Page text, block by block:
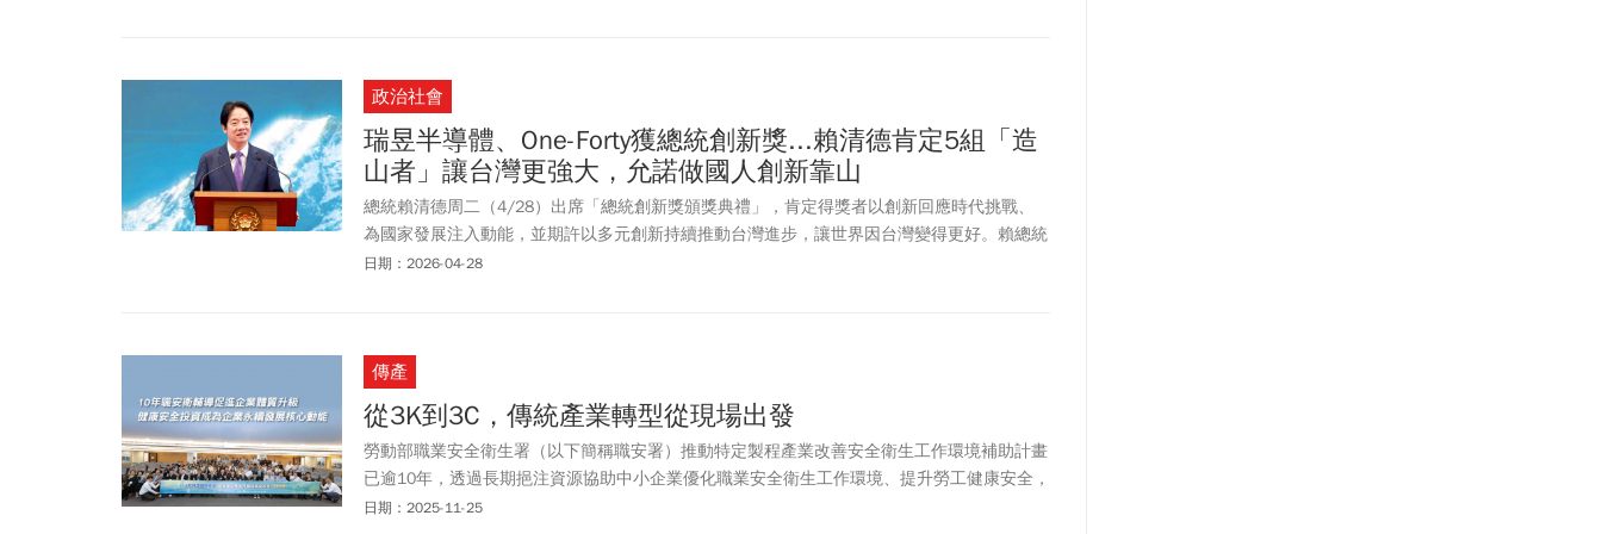
政治社會
瑞昱半導體、One-Forty獲總統創新獎...賴清德肯定5組「造
山者」讓台灣更強大，允諾做國人創新靠山
總統賴清德周二（4/28）出席「總統創新獎頒獎典禮」，肯定得獎者以創新回應時代挑戰、
為國家發展注入動能，並期許以多元創新持續推動台灣進步，讓世界因台灣變得更好。賴總統
也表示，未來政府將持續作國人的靠山，營造更自由開放的創新環境，用多元的創新力，在國
大學醫學院」名譽講座教授王榮德；青年組得獎者為「悠由數據應用股份有限公司」總經理吳
君孝。
日期：2026-04-28
傳產
從3K到3C，傳統產業轉型從現場出發
勞動部職業安全衛生署（以下簡稱職安署）推動特定製程產業改善安全衛生工作環境補助計畫
已逾10年，透過長期挹注資源協助中小企業優化職業安全衛生工作環境、提升勞工健康安全，
引領中小企業投資工作環境改善，顛覆過去傳統產業「3K」(危險Kiken、骯髒Kitanai、辛苦
日期：2025-11-25